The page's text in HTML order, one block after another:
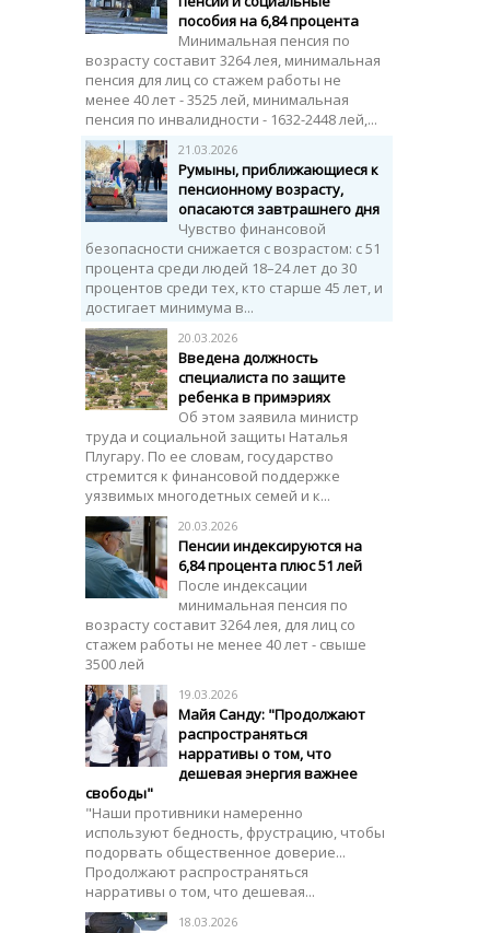
пособия на 6,84 процента
Минимальная пенсия по
возрасту составит 3264 лея, минимальная
пенсия для лиц со стажем работы не
менее 40 лет - 3525 лей, минимальная
пенсия по инвалидности - 1632-2448 лей,...
21.03.2026
Румыны, приближающиеся к
пенсионному возрасту,
опасаются завтрашнего дня
Чувство финансовой
безопасности снижается с возрастом: с 51
процента среди людей 18–24 лет до 30
процентов среди тех, кто старше 45 лет, и
достигает минимума в...
20.03.2026
Введена должность
специалиста по защите
ребенка в примэриях
Об этом заявила министр
труда и социальной защиты Наталья
Плугaру. По ее словам, государство
стремится к финансовой поддержке
уязвимых многодетных семей и к...
20.03.2026
Пенсии индексируются на
6,84 процента плюс 51 лей
После индексации
минимальная пенсия по
возрасту составит 3264 лея, для лиц со
стажем работы не менее 40 лет - свыше
3500 лей
19.03.2026
Майя Санду: "Продолжают
распространяться
нарративы о том, что
дешевая энергия важнее
свободы"
"Наши противники намеренно
используют бедность, фрустрацию, чтобы
подорвать общественное доверие...
Продолжают распространяться
нарративы о том, что дешевая...
18.03.2026